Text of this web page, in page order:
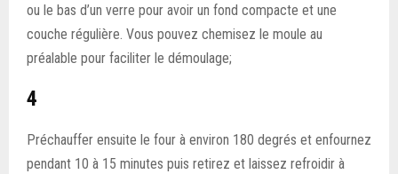
ou le bas d’un verre pour avoir un fond compacte et une
couche régulière. Vous pouvez chemisez le moule au
préalable pour faciliter le démoulage;
4
Préchauffer ensuite le four à environ 180 degrés et enfournez
pendant 10 à 15 minutes puis retirez et laissez refroidir à